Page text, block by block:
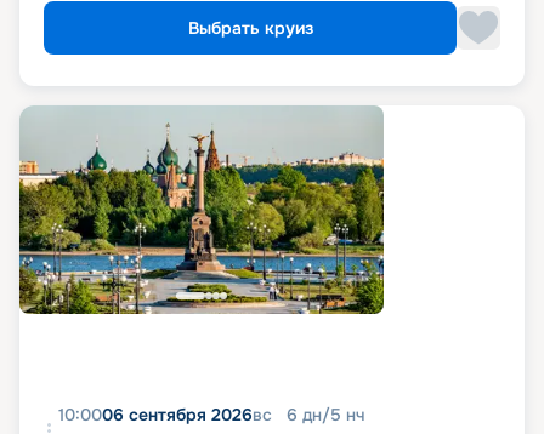
Выбрать круиз
10:0006 сентября 2026вс 6 дн/5 нч